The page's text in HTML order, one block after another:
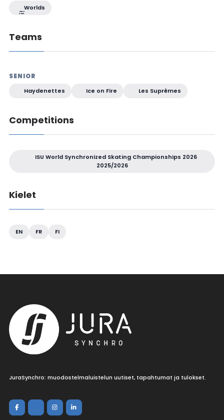
Worlds
Teams
SENIOR
Haydenettes Ice on Fire Les Suprêmes
Competitions
ISU World Synchronized Skating Championships 2026
2025/2026
Kielet
EN FR FI
JuraSynchro: muodostelmaluistelun uutiset, tapahtumat ja tulokset.